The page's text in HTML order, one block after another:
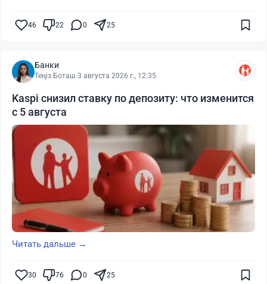
46 22 0 25
Банки
Теңіз Боташ·3 августа 2026 г., 12:35
Kaspi снизил ставку по депозиту: что изменится
с 5 августа
Читать дальше →
30 76 0 25